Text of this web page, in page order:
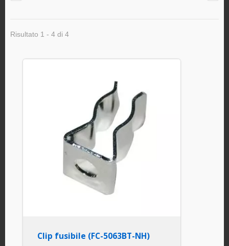
Risultato 1 - 4 di 4
Clip fusibile (FC-5063BT-NH)